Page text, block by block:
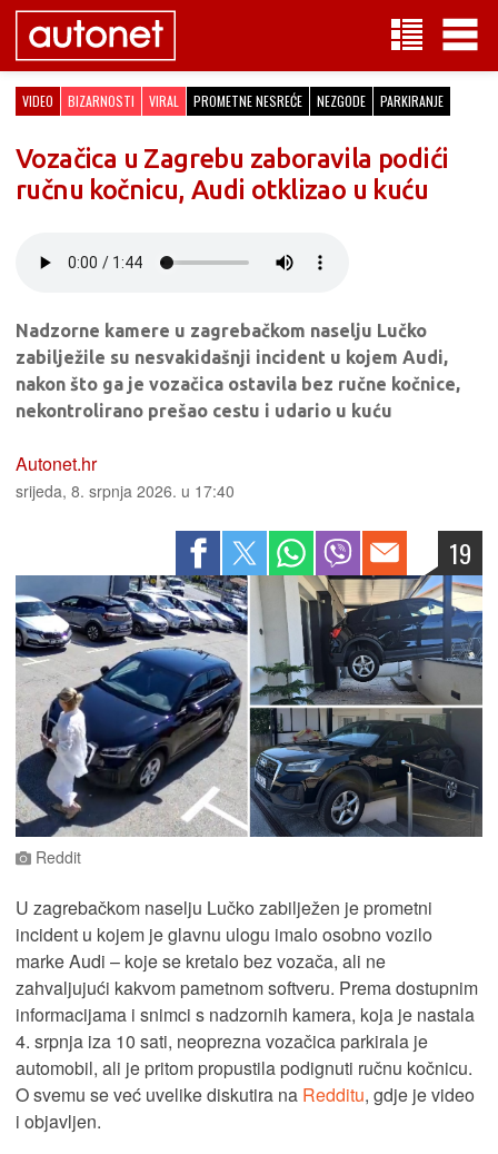
VIDEO BIZARNOSTI VIRAL PROMETNE NESREĆE NEZGODE PARKIRANJE
Vozačica u Zagrebu zaboravila podići
ručnu kočnicu, Audi otklizao u kuću
Nadzorne kamere u zagrebačkom naselju Lučko
zabilježile su nesvakidašnji incident u kojem Audi,
nakon što ga je vozačica ostavila bez ručne kočnice,
nekontrolirano prešao cestu i udario u kuću
Autonet.hr
srijeda, 8. srpnja 2026. u 17:40
19
Reddit
U zagrebačkom naselju Lučko zabilježen je prometni
incident u kojem je glavnu ulogu imalo osobno vozilo
marke Audi – koje se kretalo bez vozača, ali ne
zahvaljujući kakvom pametnom softveru. Prema dostupnim
informacijama i snimci s nadzornih kamera, koja je nastala
4. srpnja iza 10 sati, neoprezna vozačica parkirala je
automobil, ali je pritom propustila podignuti ručnu kočnicu.
O svemu se već uvelike diskutira na Redditu, gdje je video
i objavljen.